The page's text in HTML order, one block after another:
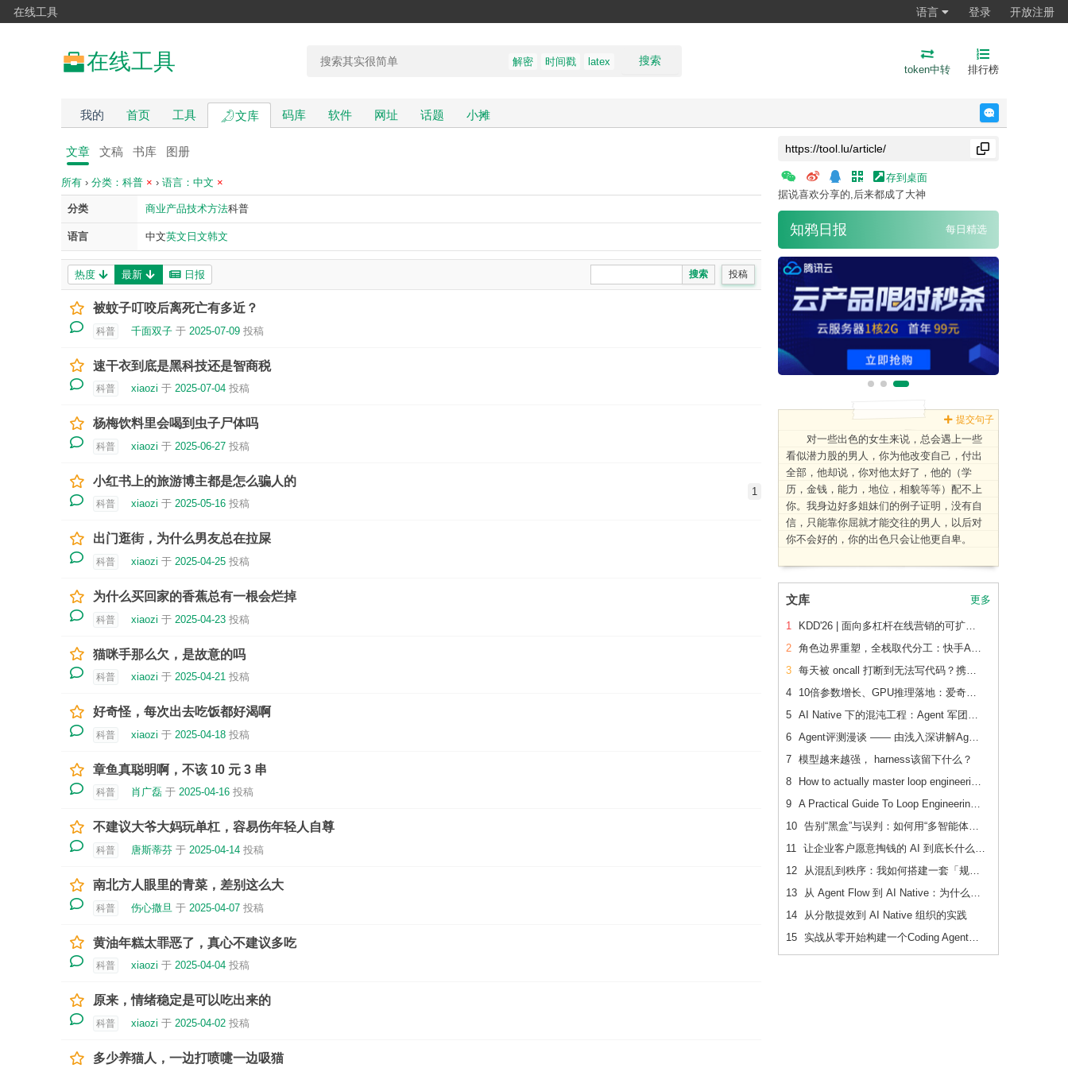
在线工具 语言 登录 开放注册
在线工具 搜索
解密 时间戳 latex
token中转 排行榜
我的 首页 工具 文库 码库 软件 网址 话题 小摊
文章 文稿 书库 图册
所有 › 分类：科普 × › 语言：中文 ×
分类 商业产品技术方法科普
语言 中文英文 日文韩文
热度 最新 日报 搜索 投稿
被蚊子叮咬后离死亡有多近？
科普 千面双子 于 2025-07-09 投稿
速干衣到底是黑科技还是智商税
科普 xiaozi 于 2025-07-04 投稿
杨梅饮料里会喝到虫子尸体吗
科普 xiaozi 于 2025-06-27 投稿
小红书上的旅游博主都是怎么骗人的
科普 xiaozi 于 2025-05-16 投稿
1
出门逛街，为什么男友总在拉屎
科普 xiaozi 于 2025-04-25 投稿
为什么买回家的香蕉总有一根会烂掉
科普 xiaozi 于 2025-04-23 投稿
猫咪手那么欠，是故意的吗
科普 xiaozi 于 2025-04-21 投稿
好奇怪，每次出去吃饭都好渴啊
科普 xiaozi 于 2025-04-18 投稿
章鱼真聪明啊，不该 10 元 3 串
科普 肖广磊 于 2025-04-16 投稿
不建议大爷大妈玩单杠，容易伤年轻人自尊
科普 唐斯蒂芬 于 2025-04-14 投稿
南北方人眼里的青菜，差别这么大
科普 伤心撒旦 于 2025-04-07 投稿
黄油年糕太罪恶了，真心不建议多吃
科普 xiaozi 于 2025-04-04 投稿
原来，情绪稳定是可以吃出来的
科普 xiaozi 于 2025-04-02 投稿
多少养猫人，一边打喷嚏一边吸猫
存到桌面
据说喜欢分享的,后来都成了大神
知鸦日报 每日精选
提交句子
对一些出色的女生来说，总会遇上一些
看似潜力股的男人，你为他改变自己，付出
全部，他却说，你对他太好了，他的（学
历，金钱，能力，地位，相貌等等）配不上
你。我身边好多姐妹们的例子证明，没有自
信，只能靠你屈就才能交往的男人，以后对
你不会好的，你的出色只会让他更自卑。
文库 更多
1
KDD'26 | 面向多杠杆在线营销的可扩展、可追踪联合 增量建模
2
角色边界重塑，全栈取代分工：快手AI生产力体系成形
3
每天被 oncall 打断到无法写代码？携程机票前端用这套方法把重复问题解决了2/3
4
10倍参数增长、GPU推理落地：爱奇艺广告CVR模型的升级之路
5
AI Native 下的混沌工程：Agent 军团如何重新定义系统韧性验证
6
Agent评测漫谈 —— 由浅入深讲解Agent评测
7 模型越来越强， harness该留下什么？
8
How to actually master loop engineering
9
A Practical Guide To Loop Engineering Without Yourself
10
告别“黑盒”与误判：如何用“多智能体对抗辩论”重构内容安全审核系统
11
让企业客户愿意掏钱的 AI 到底长什么样？
12
从混乱到秩序：我如何搭建一套「规范驱动」的 AI 协作开发体系
13
从 Agent Flow 到 AI Native：为什么通用 Agent 是“饮鸩止渴”
14
从分散提效到 AI Native 组织的实践
15
实战从零开始构建一个Coding Agent：Violin